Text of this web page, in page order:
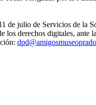
de julio de Servicios de la
los derechos digitales, ante